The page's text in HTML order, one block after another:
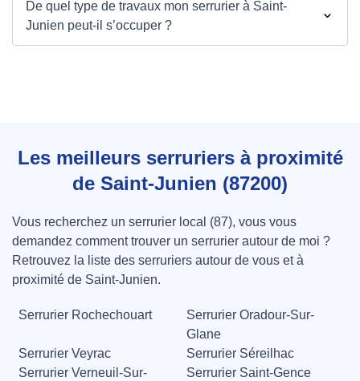
De quel type de travaux mon serrurier à Saint-
Junien peut-il s’occuper ?
Les meilleurs serruriers à proximité
de Saint-Junien (87200)
Vous recherchez un serrurier local (87), vous vous
demandez comment trouver un serrurier autour de moi ?
Retrouvez la liste des serruriers autour de vous et à
proximité de Saint-Junien.
Serrurier Rochechouart
Serrurier Oradour-Sur-
Glane
Serrurier Veyrac
Serrurier Séreilhac
Serrurier Verneuil-Sur-
Serrurier Saint-Gence